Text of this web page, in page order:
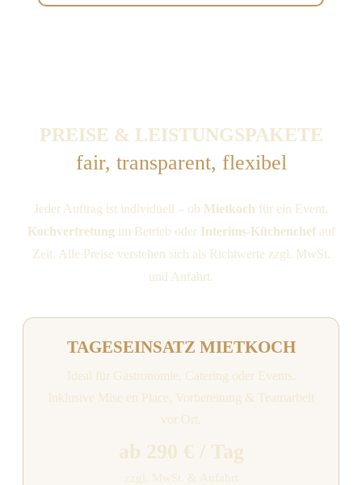
PREISE & LEISTUNGSPAKETE
fair, transparent, flexibel
Jeder Auftrag ist individuell – ob Mietkoch für ein Event,
Kochvertretung im Betrieb oder Interims-Küchenchefauf
Zeit. Alle Preise verstehen sich als Richtwerte zzgl. MwSt.
und Anfahrt.
TAGES­EINSATZ MIETKOCH
Ideal für Gastronomie, Catering oder Events.
Inklusive Mise en Place, Vorbereitung & Teamarbeit
vor Ort.
ab 290 € / Tag
zzgl. MwSt. & Anfahrt